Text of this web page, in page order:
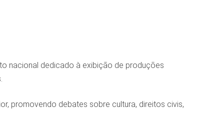
nacional dedicado à exibição de produções
promovendo debates sobre cultura, direitos civis,